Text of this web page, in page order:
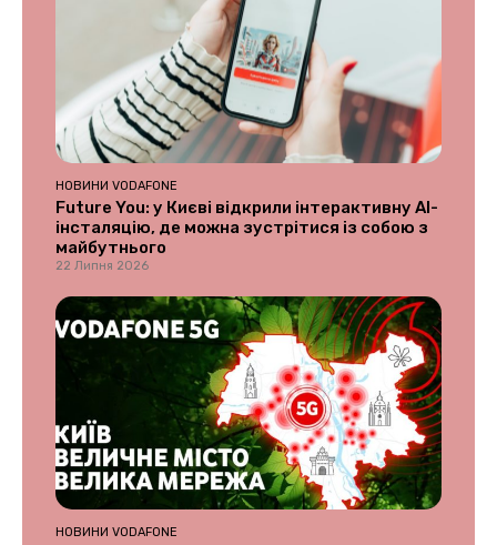
НОВИНИ VODAFONE
Future You: у Києві відкрили інтерактивну AI-
інсталяцію, де можна зустрітися із собою з
майбутнього
22 Липня 2026
НОВИНИ VODAFONE